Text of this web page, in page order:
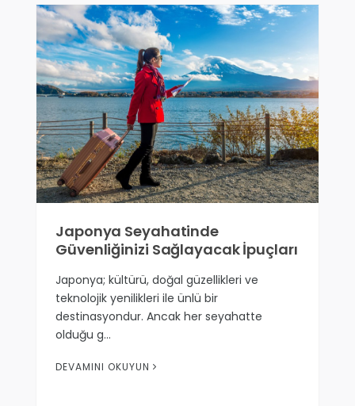
Japonya Seyahatinde
Güvenliğinizi Sağlayacak İpuçları
Japonya; kültürü, doğal güzellikleri ve
teknolojik yenilikleri ile ünlü bir
destinasyondur. Ancak her seyahatte
olduğu g…
DEVAMINI OKUYUN